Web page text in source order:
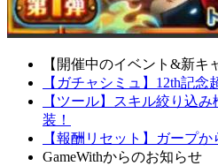
【開催中のイベント&新キ
【ガチャシミュ】12th記念
【ツール】スキル絞り込
装！
【報酬リセット】ガープ
GameWithからのお知らせ